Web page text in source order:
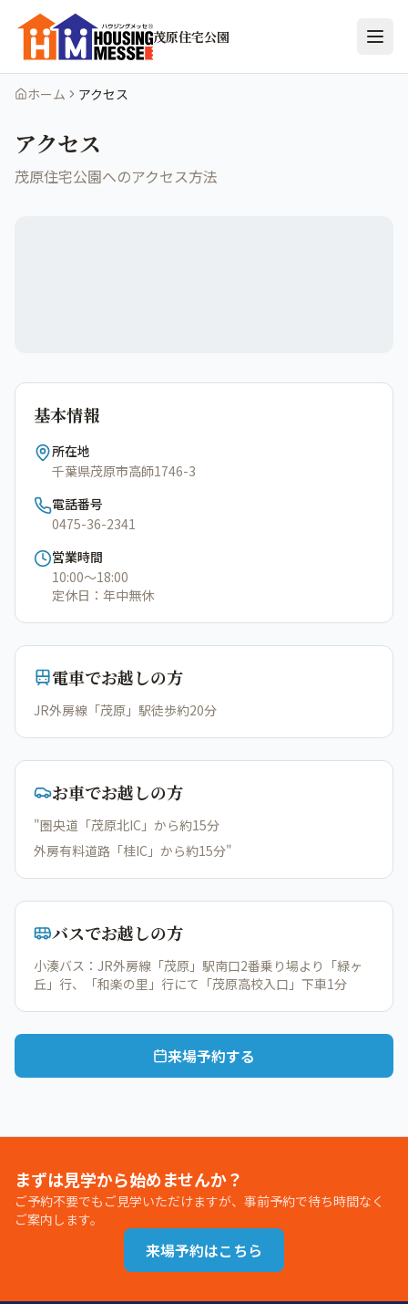
茂原住宅公園
ホーム アクセス
アクセス
茂原住宅公園へのアクセス方法
基本情報
所在地
千葉県茂原市高師1746-3
電話番号
0475-36-2341
営業時間
10:00〜18:00
定休日： 年中無休
電車でお越しの方
JR外房線「茂原」駅徒歩約20分
お車でお越しの方
"圏央道「茂原北IC」から約15分
外房有料道路「桂IC」から約15分"
バスでお越しの方
小湊バス：JR外房線「茂原」駅南口2番乗り場より「緑ヶ
丘」行、「和楽の里」行にて「茂原高校入口」下車1分
来場予約する
まずは見学から始めませんか？
ご予約不要でもご見学いただけますが、事前予約で待ち時間なく
ご案内します。
来場予約はこちら